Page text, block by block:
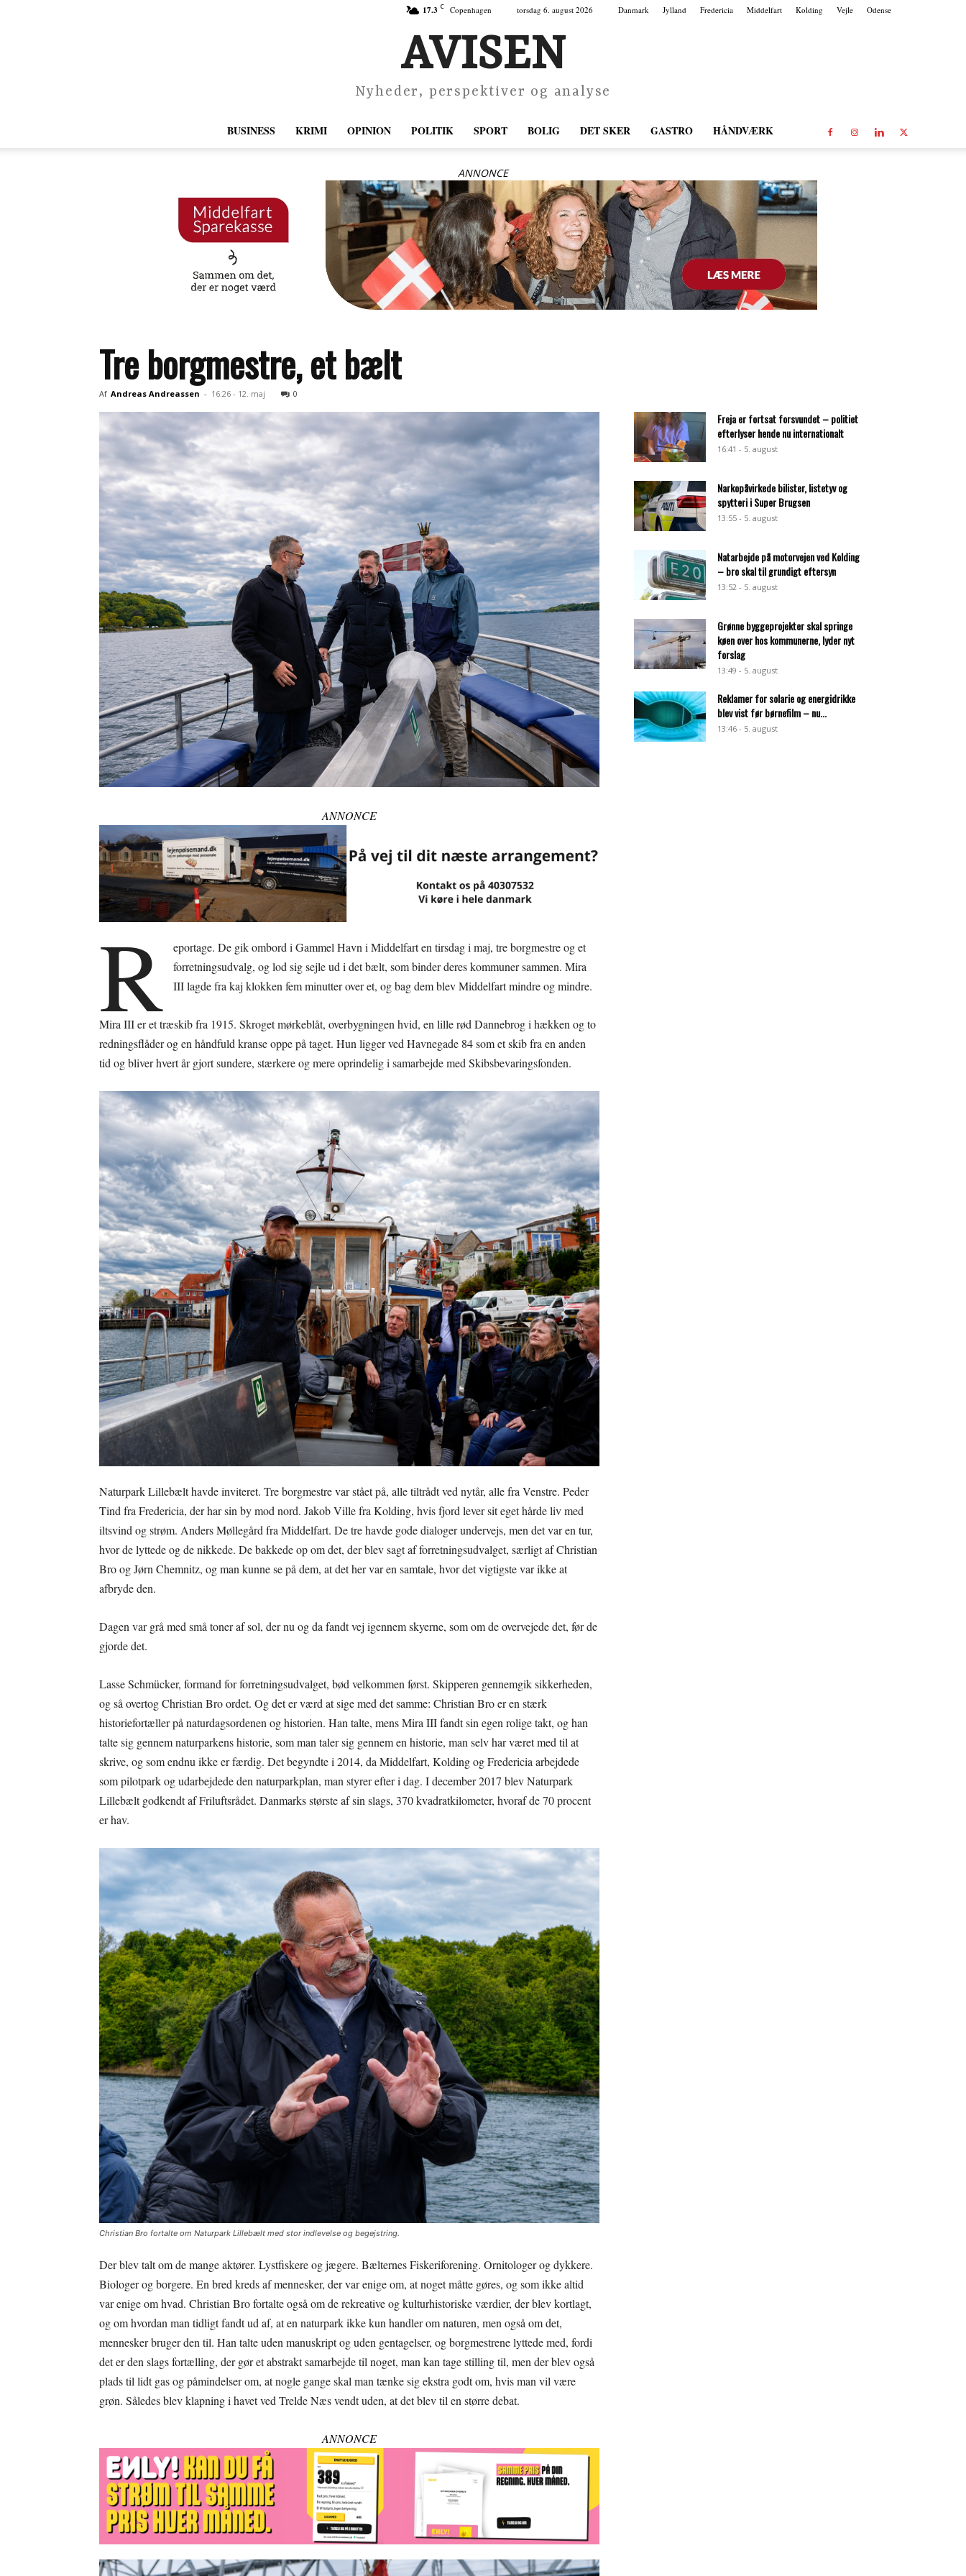
17.3 C Copenhagen torsdag 6. august 2026 Danmark Jylland Fredericia Middelfart Kolding Vejle Odense
AVISEN
Nyheder, perspektiver og analyse
BUSINESS KRIMI OPINION POLITIK SPORT BOLIG DET SKER GASTRO HÅNDVÆRK
ANNONCE
Tre borgmestre, et bælt
Af Andreas Andreassen - 16:26 - 12. maj 0
ANNONCE
R
eportage. De gik ombord i Gammel Havn i Middelfart en tirsdag i maj, tre borgmestre og et
forretningsudvalg, og lod sig sejle ud i det bælt, som binder deres kommuner sammen. Mira
III lagde fra kaj klokken fem minutter over et, og bag dem blev Middelfart mindre og mindre.
Mira III er et træskib fra 1915. Skroget mørkeblåt, overbygningen hvid, en lille rød Dannebrog i hækken og to
redningsflåder og en håndfuld kranse oppe på taget. Hun ligger ved Havnegade 84 som et skib fra en anden
tid og bliver hvert år gjort sundere, stærkere og mere oprindelig i samarbejde med Skibsbevaringsfonden.
Naturpark Lillebælt havde inviteret. Tre borgmestre var stået på, alle tiltrådt ved nytår, alle fra Venstre. Peder
Tind fra Fredericia, der har sin by mod nord. Jakob Ville fra Kolding, hvis fjord lever sit eget hårde liv med
iltsvind og strøm. Anders Møllegård fra Middelfart. De tre havde gode dialoger undervejs, men det var en tur,
hvor de lyttede og de nikkede. De bakkede op om det, der blev sagt af forretningsudvalget, særligt af Christian
Bro og Jørn Chemnitz, og man kunne se på dem, at det her var en samtale, hvor det vigtigste var ikke at
afbryde den.
Dagen var grå med små toner af sol, der nu og da fandt vej igennem skyerne, som om de overvejede det, før de
gjorde det.
Lasse Schmücker, formand for forretningsudvalget, bød velkommen først. Skipperen gennemgik sikkerheden,
og så overtog Christian Bro ordet. Og det er værd at sige med det samme: Christian Bro er en stærk
historiefortæller på naturdagsordenen og historien. Han talte, mens Mira III fandt sin egen rolige takt, og han
talte sig gennem naturparkens historie, som man taler sig gennem en historie, man selv har været med til at
skrive, og som endnu ikke er færdig. Det begyndte i 2014, da Middelfart, Kolding og Fredericia arbejdede
som pilotpark og udarbejdede den naturparkplan, man styrer efter i dag. I december 2017 blev Naturpark
Lillebælt godkendt af Friluftsrådet. Danmarks største af sin slags, 370 kvadratkilometer, hvoraf de 70 procent
er hav.
Christian Bro fortalte om Naturpark Lillebælt med stor indlevelse og begejstring.
Der blev talt om de mange aktører. Lystfiskere og jægere. Bælternes Fiskeriforening. Ornitologer og dykkere.
Biologer og borgere. En bred kreds af mennesker, der var enige om, at noget måtte gøres, og som ikke altid
var enige om hvad. Christian Bro fortalte også om de rekreative og kulturhistoriske værdier, der blev kortlagt,
og om hvordan man tidligt fandt ud af, at en naturpark ikke kun handler om naturen, men også om det,
mennesker bruger den til. Han talte uden manuskript og uden gentagelser, og borgmestrene lyttede med, fordi
det er den slags fortælling, der gør et abstrakt samarbejde til noget, man kan tage stilling til, men der blev også
plads til lidt gas og påmindelser om, at nogle gange skal man tænke sig ekstra godt om, hvis man vil være
grøn. Således blev klapning i havet ved Trelde Næs vendt uden, at det blev til en større debat.
ANNONCE
Freja er fortsat forsvundet – politiet
efterlyser hende nu internationalt
16:41 - 5. august
Narkopåvirkede bilister, listetyv og
spytteri i Super Brugsen
13:55 - 5. august
Natarbejde på motorvejen ved Kolding
– bro skal til grundigt eftersyn
13:52 - 5. august
Grønne byggeprojekter skal springe
køen over hos kommunerne, lyder nyt
forslag
13:49 - 5. august
Reklamer for solarie og energidrikke
blev vist før børnefilm – nu...
13:46 - 5. august